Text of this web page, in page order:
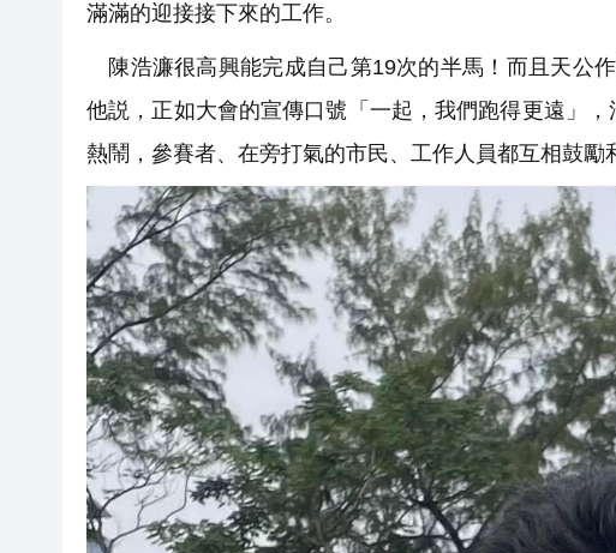
滿滿的迎接接下來的工作。
陳浩濂很高興能完成自己第19次的半馬！而且天公
他説，正如大會的宣傳口號「一起，我們跑得更遠」
熱鬧，參賽者、在旁打氣的市民、工作人員都互相鼓勵